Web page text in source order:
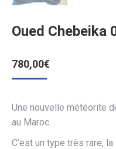
Oued Chebeika
780,00€
Une nouvelle météorite
au Maroc.
C’est un type très rare,